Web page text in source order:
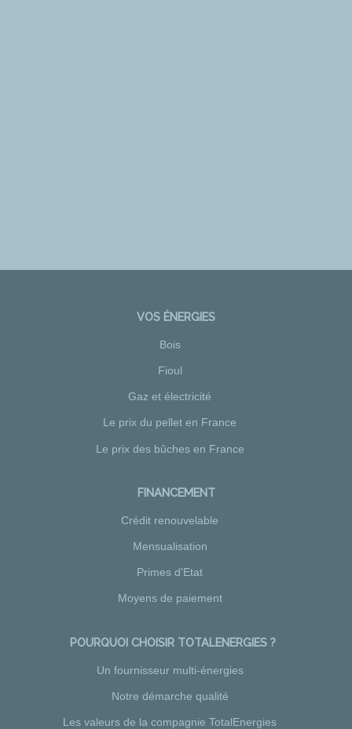
VOS ÉNERGIES
Bois
Fioul
Gaz et électricité
Le prix du pellet en France
Le prix des bûches en France
FINANCEMENT
Crédit renouvelable
Mensualisation
Primes d'Etat
Moyens de paiement
POURQUOI CHOISIR TOTALENERGIES ?
Un fournisseur multi-énergies
Notre démarche qualité
Les valeurs de la compagnie TotalEnergies